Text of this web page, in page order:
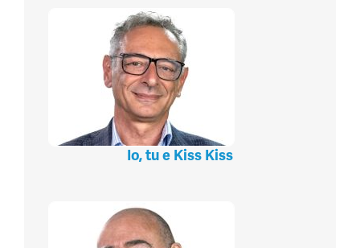
Io, tu e Kiss Kiss